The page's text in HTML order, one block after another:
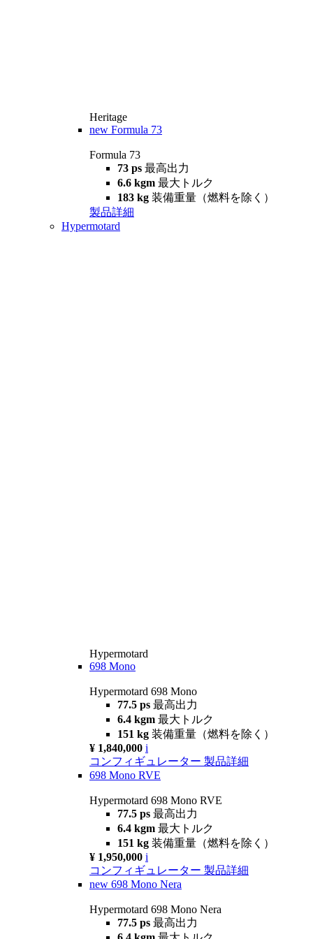
Heritage
new Formula 73
Formula 73
73 ps 最高出力
6.6 kgm 最大トルク
183 kg 装備重量（燃料を除く）
製品詳細
Hypermotard
Hypermotard
698 Mono
Hypermotard 698 Mono
77.5 ps 最高出力
6.4 kgm 最大トルク
151 kg 装備重量（燃料を除く）
¥ 1,840,000 i
コンフィギュレーター 製品詳細
698 Mono RVE
Hypermotard 698 Mono RVE
77.5 ps 最高出力
6.4 kgm 最大トルク
151 kg 装備重量（燃料を除く）
¥ 1,950,000 i
コンフィギュレーター 製品詳細
new 698 Mono Nera
Hypermotard 698 Mono Nera
77.5 ps 最高出力